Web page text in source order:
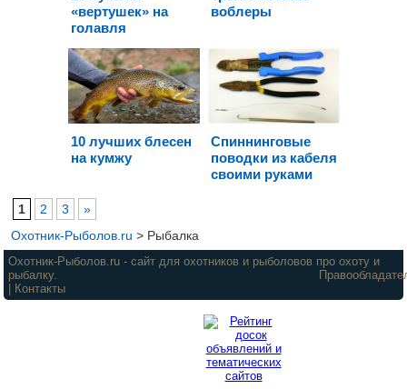
«вертушек» на
голавля
воблеры
10 лучших блесен
на кумжу
Спиннинговые
поводки из кабеля
своими руками
1 2 3
»
Охотник-Рыболов.ru > Рыбалка
Охотник-Рыболов.ru - сайт для охотников и рыболовов про охоту и
рыбалку.
Контакты